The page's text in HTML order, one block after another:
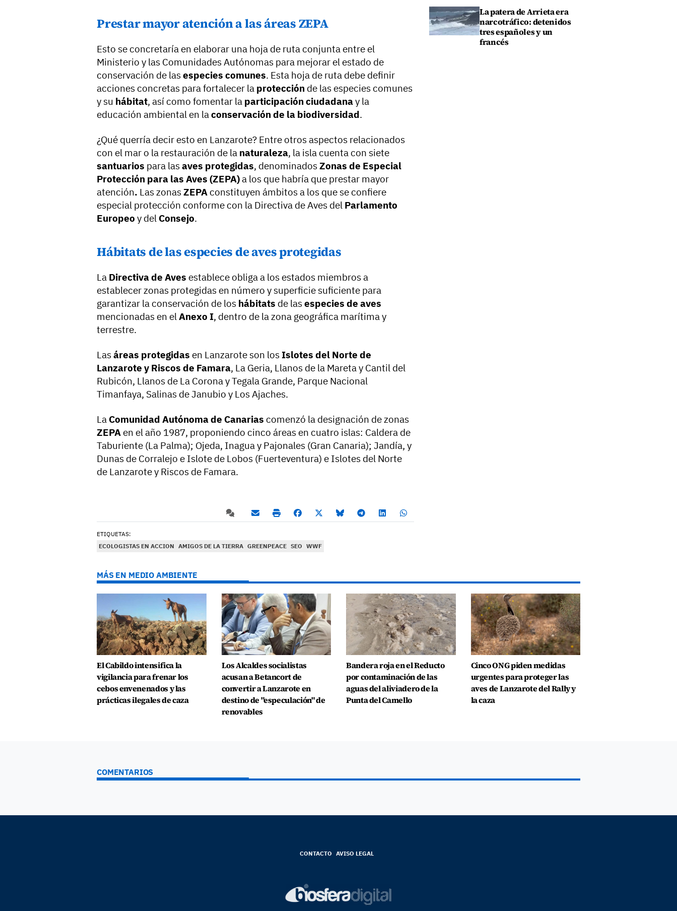
Prestar mayor atención a las áreas ZEPA
Esto se concretaría en elaborar una hoja de ruta conjunta entre el
Ministerio y las Comunidades Autónomas para mejorar el estado de
conservación de lasespecies comunes. Esta hoja de ruta debe definir
acciones concretas para fortalecer la protección de las especies comunes
y su hábitat, así como fomentar la participación ciudadanay la
educación ambiental en laconservación de la biodiversidad.
¿Qué querría decir esto en Lanzarote? Entre otros aspectos relacionados
con el mar o la restauración de la naturaleza, la isla cuenta con siete
santuarios para lasaves protegidas, denominadosZonas de Especial
Protección para las Aves (ZEPA)a los que habría que prestar mayor
atención. Las zonasZEPA constituyen ámbitos a los que se confiere
especial protección conforme con la Directiva de Aves del Parlamento
Europeo y del Consejo.
Hábitats de las especies de aves protegidas
La Directiva de Aves establece obliga a los estados miembros a
establecer zonas protegidas en número y superficie suficiente para
garantizar la conservación de los hábitats de lasespecies de aves
mencionadas en elAnexo I, dentro de la zona geográfica marítima y
terrestre.
Lasáreas protegidas en Lanzarote son los Islotes del Norte de
Lanzarote y Riscos de Famara, La Geria, Llanos de la Mareta y Cantil del
Rubicón, Llanos de La Corona y Tegala Grande, Parque Nacional
Timanfaya, Salinas de Janubio y Los Ajaches.
La Comunidad Autónoma de Canarias comenzó la designación de zonas
ZEPA en el año 1987, proponiendo cinco áreas en cuatro islas: Caldera de
Taburiente (La Palma); Ojeda, Inagua y Pajonales (Gran Canaria); Jandía, y
Dunas de Corralejo e Islote de Lobos (Fuerteventura) e Islotes del Norte
de Lanzarote y Riscos de Famara.
ETIQUETAS:
ECOLOGISTAS EN ACCION AMIGOS DE LA TIERRA GREENPEACE SEO WWF
La patera de Arrieta era
narcotráfico: detenidos
tres españoles y un
francés
MÁS EN MEDIO AMBIENTE
El Cabildo intensifica la
vigilancia para frenar los
cebos envenenados y las
prácticas ilegales de caza
Los Alcaldes socialistas
acusan a Betancort de
convertir a Lanzarote en
destino de "especulación" de
renovables
Bandera roja en el Reducto
por contaminación de las
aguas del aliviadero de la
Punta del Camello
Cinco ONG piden medidas
urgentes para proteger las
aves de Lanzarote del Rally y
la caza
COMENTARIOS
CONTACTO AVISO LEGAL